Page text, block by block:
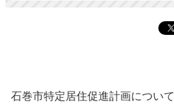
石巻市特定居住促進計画について